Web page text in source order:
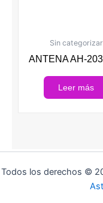
Sin categorizar
ANTENA AH-
Leer más
Todos los derechos ©